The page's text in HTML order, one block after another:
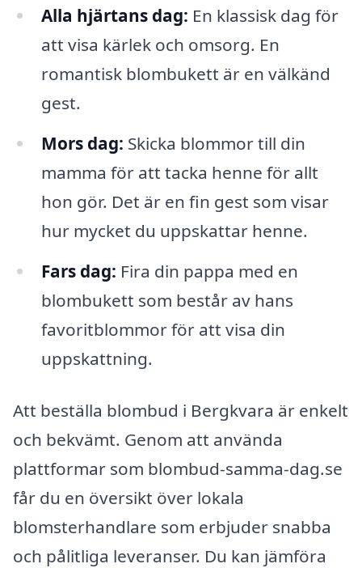
Alla hjärtans dag: En klassisk dag för
att visa kärlek och omsorg. En
romantisk blombukett är en välkänd
gest.
Mors dag: Skicka blommor till din
mamma för att tacka henne för allt
hon gör. Det är en fin gest som visar
hur mycket du uppskattar henne.
Fars dag: Fira din pappa med en
blombukett som består av hans
favoritblommor för att visa din
uppskattning.
Att beställa blombud i Bergkvara är enkelt
och bekvämt. Genom att använda
plattformar som blombud-samma-dag.se
får du en översikt över lokala
blomsterhandlare som erbjuder snabba
och pålitliga leveranser. Du kan jämföra